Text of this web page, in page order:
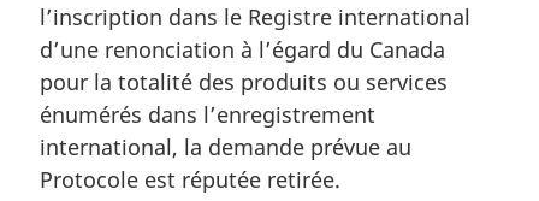
g
i
n
a
l
e
:
l’inscription dans le Registre international
d’une renonciation à l’égard du Canada
pour la totalité des produits ou services
énumérés dans l’enregistrement
international, la demande prévue au
Protocole est réputée retirée.